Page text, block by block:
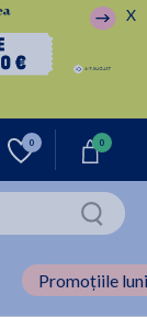
X
0 0
Promoțiile